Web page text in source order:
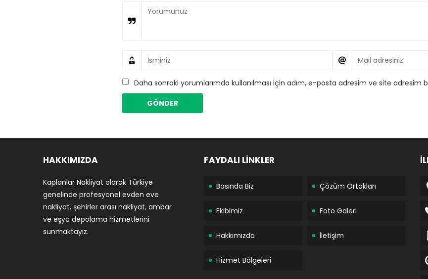
Daha sonraki yorumlarımda kullanılması için adım, e-posta adresim ve site adresim
HAKKIMIZDA
Kaplanlar Nakliyat olarak Türkiye
genelinde profesyonel evden eve
nakliyat, şehirler arası nakliyat, ambar
ve eşya depolama hizmetlerini
sunmaktayız.
FAYDALI LİNKLER
Basında Biz Çözüm Ortakları
Ekibimiz Foto Galeri
Hakkımızda İletişim
Hizmet Bölgeleri